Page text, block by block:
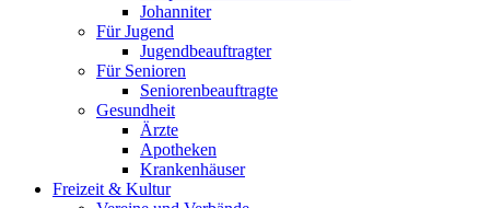
Johanniter
Für Jugend
Jugendbeauftragter
Für Senioren
Seniorenbeauftragte
Gesundheit
Ärzte
Apotheken
Krankenhäuser
Freizeit & Kultur